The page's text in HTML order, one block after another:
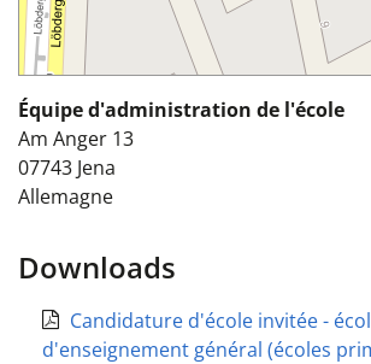
Équipe d'administration de l'école
Am Anger 13
07743 Jena
Allemagne
Downloads
Candidature d'école invitée -
d'enseignement général (écoles